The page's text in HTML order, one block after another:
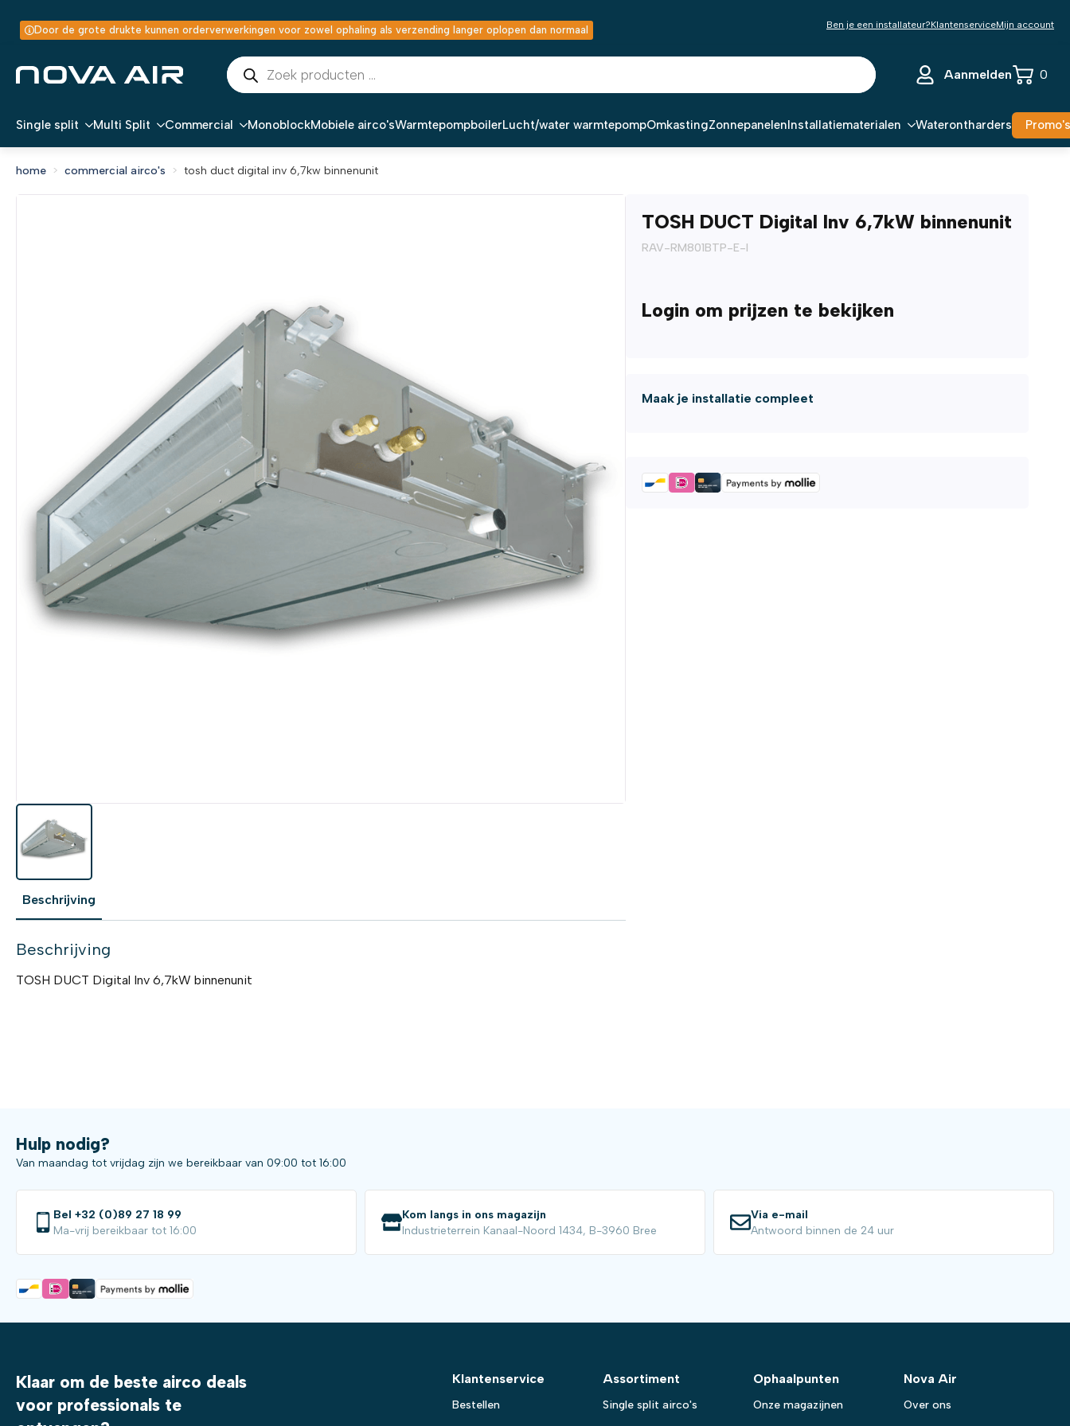
Door de grote drukte kunnen orderverwerkingen voor zowel ophaling als verzending langer oplopen dan normaal Ben je een installateur?KlantenserviceMijn account
Producten
zoeken
Aanmelden 0
Single split Multi Split Commercial MonoblockMobiele airco'sWarmtepompboilerLucht/water warmtepompOmkastingZonnepanelenInstallatiematerialen Waterontharders Promo's
home commercial airco's tosh duct digital inv 6,7kw binnenunit
Beschrijving
Beschrijving
TOSH DUCT Digital Inv 6,7kW binnenunit
TOSH DUCT Digital Inv 6,7kW binnenunit
RAV-RM801BTP-E-I
Login om prijzen te bekijken
Maak je installatie compleet
Hulp nodig?
Van maandag tot vrijdag zijn we bereikbaar van 09:00 tot 16:00
Bel +32 (0)89 27 18 99
Ma-vrij bereikbaar tot 16:00
Kom langs in ons magazijn
Industrieterrein Kanaal-Noord 1434, B-3960 Bree
Via e-mail
Antwoord binnen de 24 uur
Klaar om de beste airco deals
voor professionals te
Klantenservice
Bestellen
Assortiment
Single split airco's
Ophaalpunten
Onze magazijnen
Nova Air
Over ons